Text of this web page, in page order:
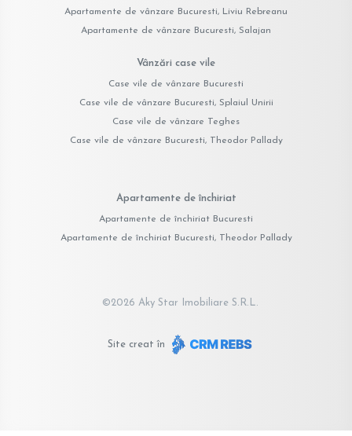
Apartamente de vânzare Bucuresti, Liviu Rebreanu
Apartamente de vânzare Bucuresti, Salajan
Vânzări case vile
Case vile de vânzare Bucuresti
Case vile de vânzare Bucuresti, Splaiul Unirii
Case vile de vânzare Teghes
Case vile de vânzare Bucuresti, Theodor Pallady
Apartamente de închiriat
Apartamente de închiriat Bucuresti
Apartamente de închiriat Bucuresti, Theodor Pallady
©2026 Aky Star Imobiliare S.R.L.
Site creat în